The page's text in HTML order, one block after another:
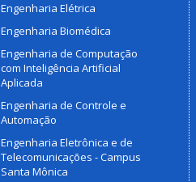
Engenharia Elétrica
Engenharia Biomédica
Engenharia de Computação
com Inteligência Artificial
Aplicada
Engenharia de Controle e
Automação
Engenharia Eletrônica e de
Telecomunicações - Campus
Santa Mônica